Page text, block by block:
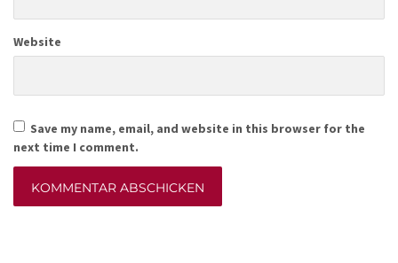
Website
Save my name, email, and website in this browser for the
next time I comment.